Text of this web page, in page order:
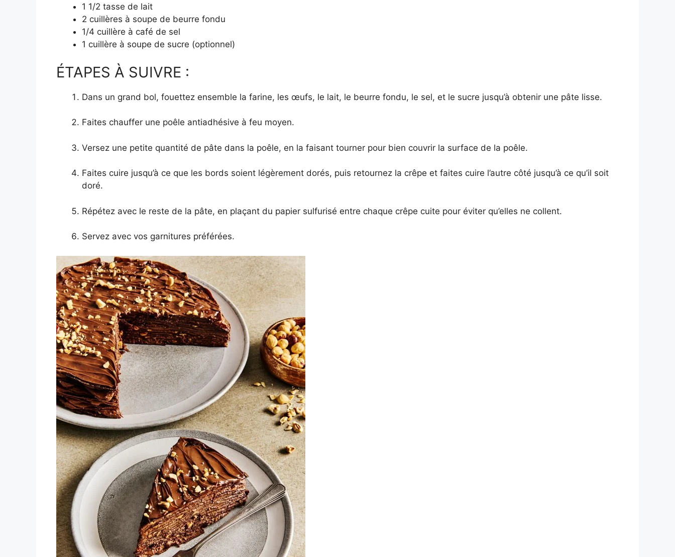
1 1/2 tasse de lait
2 cuillères à soupe de beurre fondu
1/4 cuillère à café de sel
1 cuillère à soupe de sucre (optionnel)
ÉTAPES À SUIVRE :
Dans un grand bol, fouettez ensemble la farine, les œufs, le lait, le beurre fondu, le sel, et le sucre jusqu’à obtenir une pâte lisse.
Faites chauffer une poêle antiadhésive à feu moyen.
Versez une petite quantité de pâte dans la poêle, en la faisant tourner pour bien couvrir la surface de la poêle.
Faites cuire jusqu’à ce que les bords soient légèrement dorés, puis retournez la crêpe et faites cuire l’autre côté jusqu’à ce qu’il soit
doré.
Répétez avec le reste de la pâte, en plaçant du papier sulfurisé entre chaque crêpe cuite pour éviter qu’elles ne collent.
Servez avec vos garnitures préférées.